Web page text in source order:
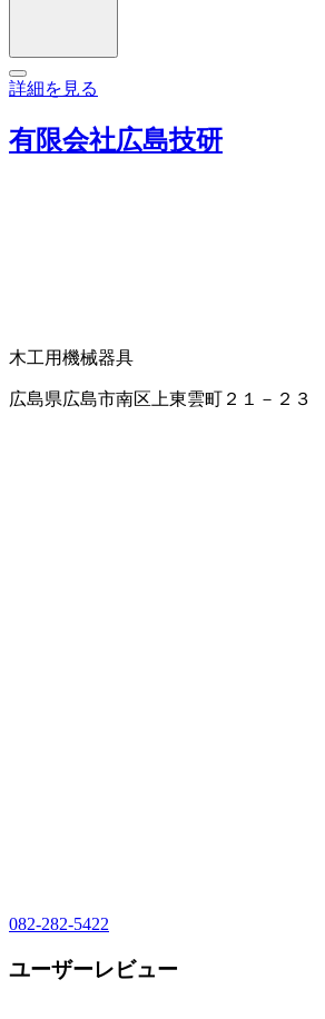
詳細を見る
有限会社広島技研
木工用機械器具
広島県広島市南区上東雲町２１－２３
082-282-5422
ユーザーレビュー